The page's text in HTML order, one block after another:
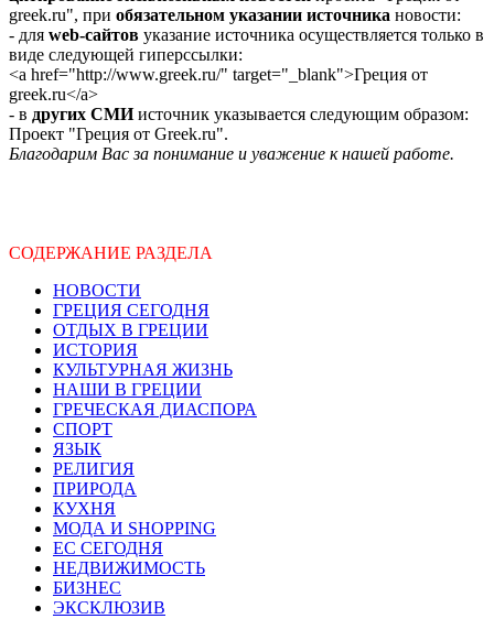
greek.ru", при обязательном указании источника новости:
- для web-сайтов указание источника осуществляется только в
виде следующей гиперссылки:
<a href="http://www.greek.ru/" target="_blank">Греция от
greek.ru</a>
- в других СМИисточник указывается следующим образом:
Проект "Греция от Greek.ru".
Благодарим Вас за понимание и уважение к нашей работе.
СОДЕРЖАНИЕ РАЗДЕЛА
НОВОСТИ
ГРЕЦИЯ СЕГОДНЯ
ОТДЫХ В ГРЕЦИИ
ИСТОРИЯ
КУЛЬТУРНАЯ ЖИЗНЬ
НАШИ В ГРЕЦИИ
ГРЕЧЕСКАЯ ДИАСПОРА
СПОРТ
ЯЗЫК
РЕЛИГИЯ
ПРИРОДА
КУХНЯ
МОДА И SHOPPING
ЕС СЕГОДНЯ
НЕДВИЖИМОСТЬ
БИЗНЕС
ЭКСКЛЮЗИВ